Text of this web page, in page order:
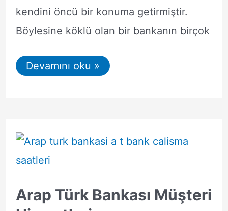
kendini öncü bir konuma getirmiştir.
Böylesine köklü olan bir bankanın birçok
Arap
Türk
Swift
Devamını oku »
Arap Türk Bankası Müşteri